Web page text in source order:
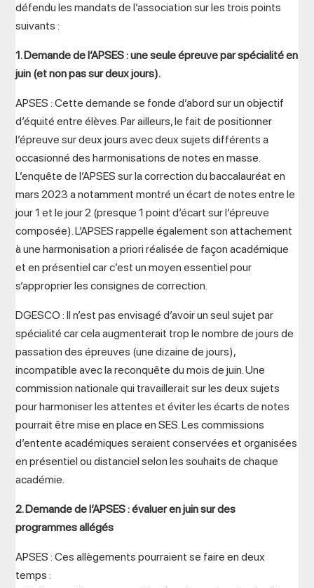
défendu les mandats de l’association sur les trois points
suivants :
1. Demande de l’APSES : une seule épreuve par spécialité en
juin (et non pas sur deux jours).
APSES : Cette demande se fonde d’abord sur un objectif
d’équité entre élèves. Par ailleurs, le fait de positionner
l’épreuve sur deux jours avec deux sujets différents a
occasionné des harmonisations de notes en masse.
L’enquête de l’APSES sur la correction du baccalauréat en
mars 2023 a notamment montré un écart de notes entre le
jour 1 et le jour 2 (presque 1 point d’écart sur l’épreuve
composée). L’APSES rappelle également son attachement
à une harmonisation a priori réalisée de façon académique
et en présentiel car c’est un moyen essentiel pour
s’approprier les consignes de correction.
DGESCO : Il n’est pas envisagé d’avoir un seul sujet par
spécialité car cela augmenterait trop le nombre de jours de
passation des épreuves (une dizaine de jours),
incompatible avec la reconquête du mois de juin. Une
commission nationale qui travaillerait sur les deux sujets
pour harmoniser les attentes et éviter les écarts de notes
pourrait être mise en place en SES. Les commissions
d’entente académiques seraient conservées et organisées
en présentiel ou distanciel selon les souhaits de chaque
académie.
2. Demande de l’APSES : évaluer en juin sur des
programmes allégés
APSES : Ces allègements pourraient se faire en deux
temps :